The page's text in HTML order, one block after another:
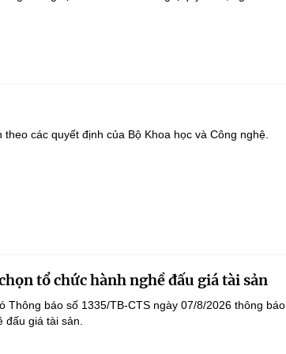
các quyết định của Bộ Khoa học và Công nghệ.
tổ chức hành nghề đấu giá tài sản
Thông báo số 1335/TB-CTS ngày 07/8/2026 thông
giá tài sản.